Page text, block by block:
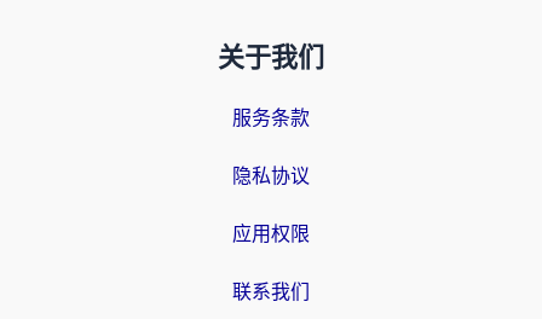
关于我们
服务条款
隐私协议
应用权限
联系我们